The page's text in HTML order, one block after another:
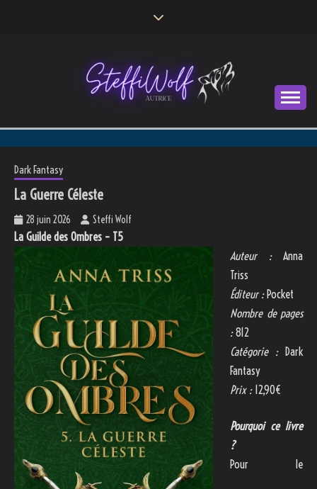
STEFFI WOLF
Dark Fantasy
La Guerre Céleste
28 juin 2026 Steffi Wolf
La Guilde des Ombres – T5
Auteur :Anna
Triss
Éditeur :Pocket
Nombre de pages
:812
Catégorie :Dark
Fantasy
Prix :12,90€
Pourquoi ce livre
?
Pour le